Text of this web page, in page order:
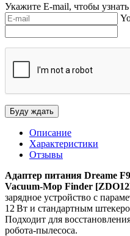
Укажите E-mail, чтобы
Описание
Характеристики
Отзывы
Адаптер питания Dreame
Vacuum-Mop Finder
зарядное устройство с
12 Вт и стандартным
Подходит для
робота‑пылесоса.